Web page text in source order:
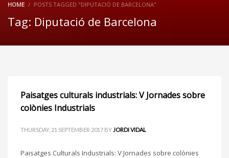
HOME POSTS TAGGED "DIPUTACIÓ DE BARCELONA"
Tag: Diputació de Barcelona
Paisatges culturals industrials: V Jornades sobre
colònies Industrials
THURSDAY, 21 SEPTEMBER 2017 BYJORDI VIDAL
Paisatges Culturals Industrials: V Jornades sobre colònies